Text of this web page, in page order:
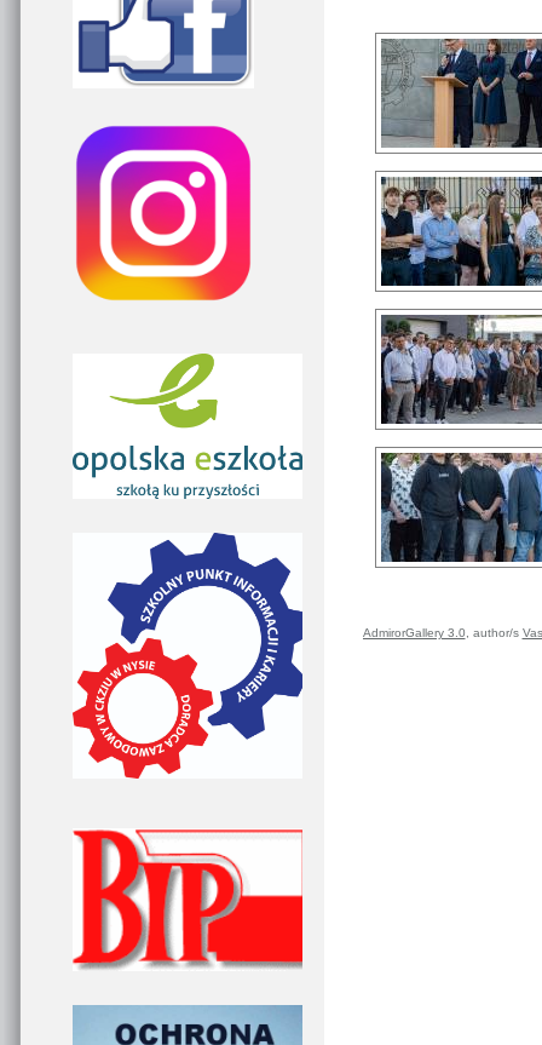
AdmirorGallery 3.0 , author/s